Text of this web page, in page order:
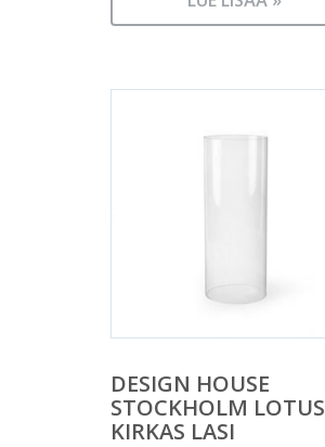
DESIGN HOUSE
STOCKHOLM LOTUS
KIRKAS LASI